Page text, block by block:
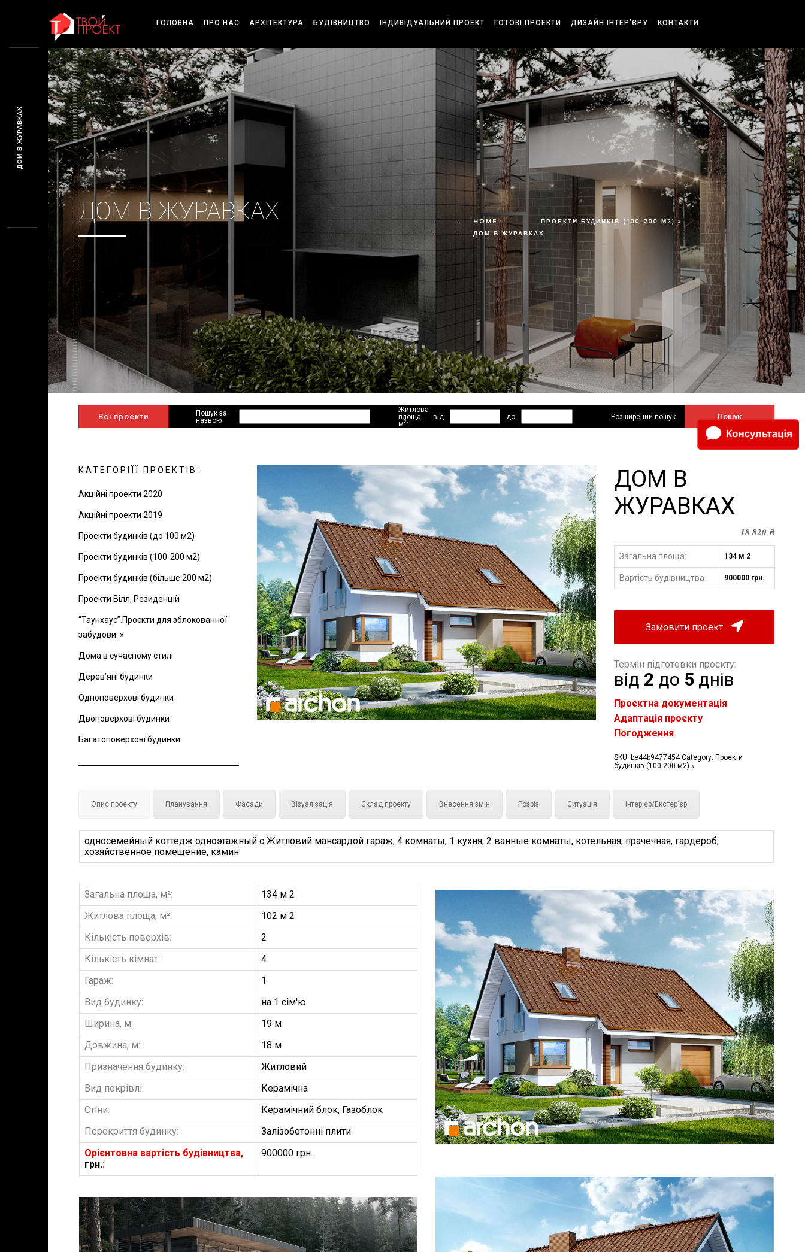
ГОЛОВНА ПРО НАС АРХІТЕКТУРА БУДІВНИЦТВО ІНДИВІДУАЛЬНИЙ ПРОЕКТ ГОТОВІ ПРОЕКТИ ДИЗАЙН ІНТЕР’ЄРУ КОНТАКТИ
ДОМ В ЖУРАВКАХ HOME
ПРОЕКТИ БУДИНКІВ (100-200 М2) »
ДОМ В ЖУРАВКАХ
Всі проекти
Пошук за
назвою
Житлова
площа,
м2:
від до Пошук
Розширений пошук
КАТЕГОРІЇЇ ПРОЕКТІВ:
Акційні проекти 2020
Акційні проекти 2019
Проекти будинків (до 100 м2)
Проекти будинків (100-200 м2)
Проекти будинків (більше 200 м2)
Проекти Вілл, Резиденцій
“Таунхаус”.Проєкти для зблокованної
забудови. »
Дома в сучасному стилі
Дерев’яні будинки
Одноповерхові будинки
Двоповерхові будинки
Багатоповерхові будинки
ДОМ В
ЖУРАВКАХ
18 820₴
Загальна площа: 134 м 2
Вартість будівництва: 900000 грн.
Замовити проект
Термін підготовки проєкту:
від 2 до 5 днів
Проєктна документація
Адаптація проєкту
Погодження
SKU: be44b9477454 Category:Проекти
будинків (100-200 м2) »
Опис проекту Планування Фасади Візуалізація Склад проекту Внесення змін Розріз Ситуація Інтер'єр/Екстер'єр
односемейный коттедж одноэтажный с Житловий мансардой гараж, 4 комнаты, 1 кухня, 2 ванные комнаты, котельная, прачечная, гардероб,
хозяйственное помещение, камин
Загальна площа, м²:
134 м 2
Житлова площа, м²:
102 м 2
Кількість поверхів:
2
Кількість кімнат:
4
Гараж:
1
Вид будинку:
на 1 сім'ю
Ширина, м:
19 м
Довжина, м:
18 м
Призначення будинку:
Житловий
Вид покрівлі:
Керамічна
Стіни:
Керамічний блок, Газоблок
Перекриття будинку:
Залізобетонні плити
Орієнтовна вартість будівництва,
грн.:
900000 грн.
ДОМ В ЖУРАВКАХ